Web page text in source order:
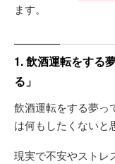
ます。
1. 飲酒運転をする
る」
飲酒運転をする夢っ
は何もしたくないと
現実で不安やストレ